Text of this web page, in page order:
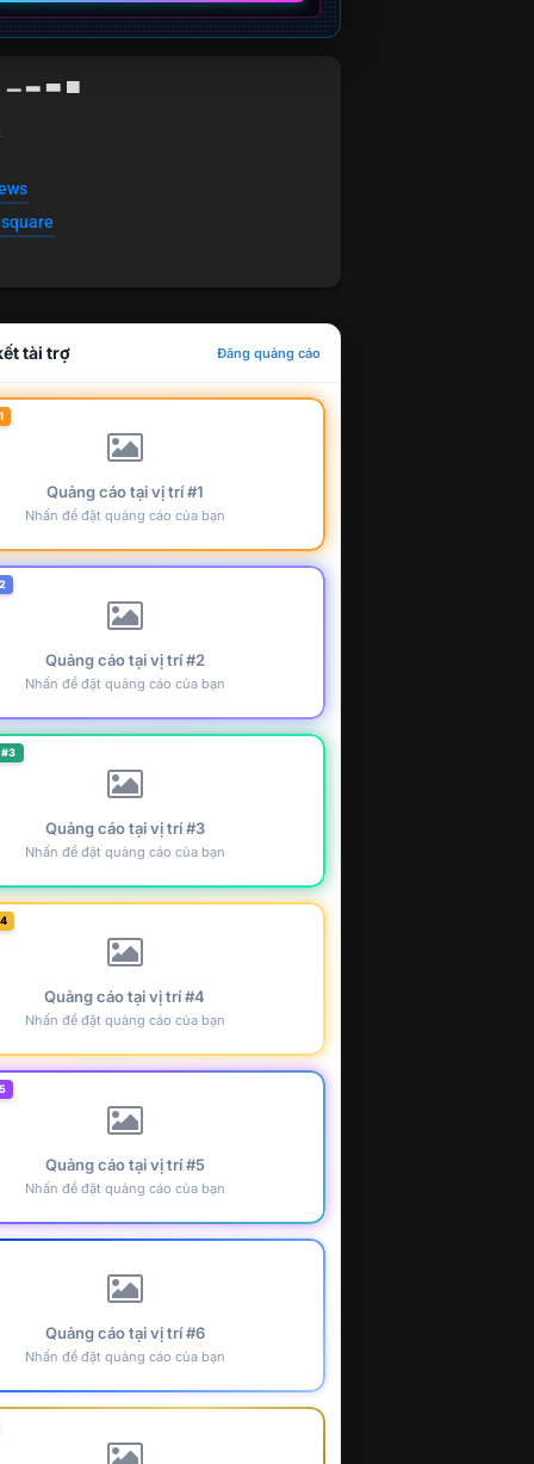
▁ ▂ ▃ ▄
tài trợ Đăng quảng cáo
Quảng cáo tại vị trí #1
Nhấn để đặt quảng cáo của bạn
Quảng cáo tại vị trí #2
Nhấn để đặt quảng cáo của bạn
Quảng cáo tại vị trí #3
Nhấn để đặt quảng cáo của bạn
Quảng cáo tại vị trí #4
Nhấn để đặt quảng cáo của bạn
Quảng cáo tại vị trí #5
Nhấn để đặt quảng cáo của bạn
Quảng cáo tại vị trí #6
Nhấn để đặt quảng cáo của bạn